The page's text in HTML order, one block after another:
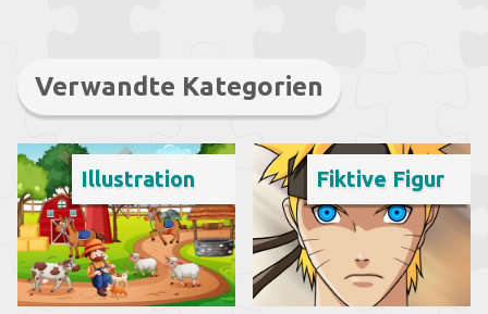
Verwandte Kategorien
Illustration Fiktive Figur